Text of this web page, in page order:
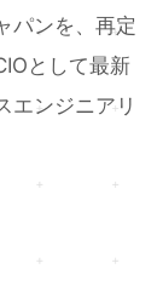
パンを、再定
として最新
エンジニアリ